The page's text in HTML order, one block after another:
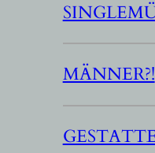
MÄNNER?!